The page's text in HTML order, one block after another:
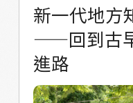
新一代地方
——回到古
進路